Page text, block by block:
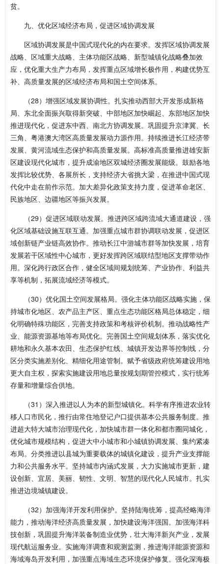
贫。
九、优化区域经济布局，促进区域协调发展
区域协调发展是中国式现代化的内在要求。发挥区域协调发展
战略、区域重大战略、主体功能区战略、新型城镇化战略叠加效
应，优化重大生产力布局，发挥重点区域增长极作用，构建优势互
补、高质量发展的区域经济布局和国土空间体系。
（28）增强区域发展协调性。扎实推动西部大开发形成新格
局、东北全面振兴取得新突破、中部地区加快崛起、东部地区加快
推进现代化，促进东中西、南北方协调发展。巩固提升京津冀、长
三角、粤港澳大湾区高质量发展动力源作用。持续推进长江经济带
发展、黄河流域生态保护和高质量发展。高标准高质量推进雄安新
区建设现代化城市，提升成渝地区双城经济圈发展能级。鼓励各地
发挥比较优势、各展所长，支持经济大省挑大梁，在推进中国式现
代化中走在前作示范。加大差异化政策支持力度，促进革命老区、
民族地区、边疆地区等振兴发展。
（29）促进区域联动发展。推进跨区域跨流域大通道建设，强
化区域基础设施互联互通。加强重点城市群协调联动发展，促进区
域创新链产业链高效协作。推动长江中游城市群等加快发展，培育
发展若干区域性中心城市，更好发挥跨区域联结型地区支撑带动作
用。深化跨行政区合作，健全区域间规划统筹、产业协作、利益共
享等机制，拓展流域经济等模式。
（30）优化国土空间发展格局。强化主体功能区战略实施，保
持城市化地区、农产品主产区、重点生态功能区格局总体稳定，细
化明确特殊功能区，完善支持政策和考核评价机制。推动战略性产
业、能源资源基地等布局优化。完善国土空间规划体系，落实优化
耕地和永久基本农田、生态保护红线、城镇开发边界等控制线，分
区分类实施差别化、精细化用途管制。赋予省级政府统筹建设用地
更大自主权，探索实施建设用地总量按规划期管控模式，实行统筹
存量和增量综合供地。
（31）深入推进以人为本的新型城镇化。科学有序推进农业转
移人口市民化，推行由常住地登记户口提供基本公共服务制度。推
进超大特大城市治理现代化，加快城市群一体化和都市圈同城化，
优化城市规模结构，促进大中小城市和小城镇协调发展、集约紧凑
布局。分类推进以县城为重要载体的城镇化建设，提升产业支撑能
力和公共服务水平。坚持城市内涵式发展，大力实施城市更新，建
设创新、宜居、美丽、韧性、文明、智慧的现代化人民城市。扎实
推进边境城镇建设。
（32）加强海洋开发利用保护。坚持陆海统筹，提高经略海洋
能力，推动海洋经济高质量发展，加快建设海洋强国。加强海洋科
技创新，巩固提升海洋装备制造业优势，壮大海洋新兴产业，发展
现代航运服务业。实施海洋调查和观测监测，推进海洋能源资源和
海域海岛开发利用，加强重点海域生态环境保护修复。强化深海极